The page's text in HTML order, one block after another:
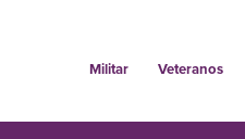
Militar Veteranos